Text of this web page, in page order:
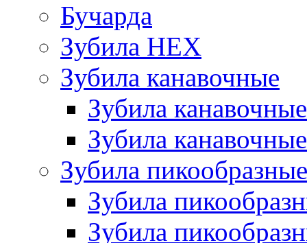
Бучарда
Зубила HEX
Зубила канавочные
Зубила
Зубила
Зубила пикообразные
Зубила
Зубила